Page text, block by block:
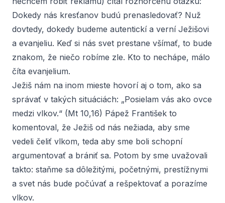
Dokedy nás kresťanov budú prenasledovať? Nuž
dovtedy, dokedy budeme autentickí a verní Ježišovi
a evanjeliu. Keď si nás svet prestane všímať, to bude
znakom, že niečo robíme zle. Kto to nechápe, málo
číta evanjelium.
Ježiš nám na inom mieste hovorí aj o tom, ako sa
správať v takých situáciách: „Posielam vás ako ovce
medzi vlkov.“ (Mt 10,16) Pápež František to
komentoval, že Ježiš od nás nežiada, aby sme
vedeli čeliť vlkom, teda aby sme boli schopní
argumentovať a brániť sa. Potom by sme uvažovali
takto: staňme sa dôležitými, početnými, prestížnymi
a svet nás bude počúvať a rešpektovať a porazíme
vlkov.